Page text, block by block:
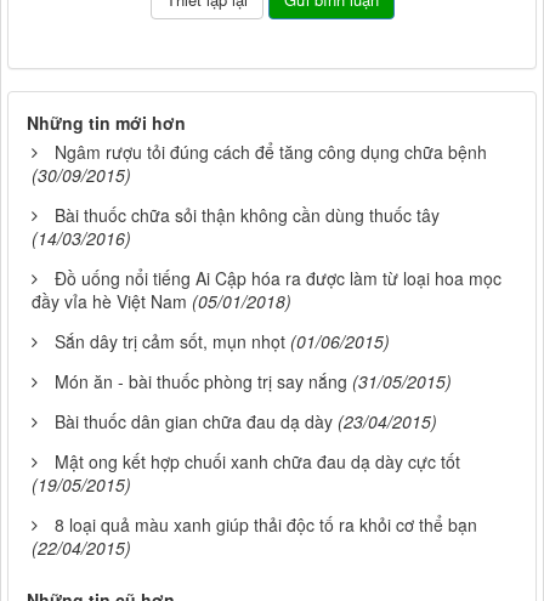
Những tin mới hơn
Ngâm rượu tỏi đúng cách để tăng công dụng chữa bệnh
(30/09/2015)
Bài thuốc chữa sỏi thận không cần dùng thuốc tây
(14/03/2016)
Đồ uống nổi tiếng Ai Cập hóa ra được làm từ loại hoa mọc
đầy vỉa hè Việt Nam (05/01/2018)
Sắn dây trị cảm sốt, mụn nhọt (01/06/2015)
Món ăn - bài thuốc phòng trị say nắng (31/05/2015)
Bài thuốc dân gian chữa đau dạ dày (23/04/2015)
Mật ong kết hợp chuối xanh chữa đau dạ dày cực tốt
(19/05/2015)
8 loại quả màu xanh giúp thải độc tố ra khỏi cơ thể bạn
(22/04/2015)